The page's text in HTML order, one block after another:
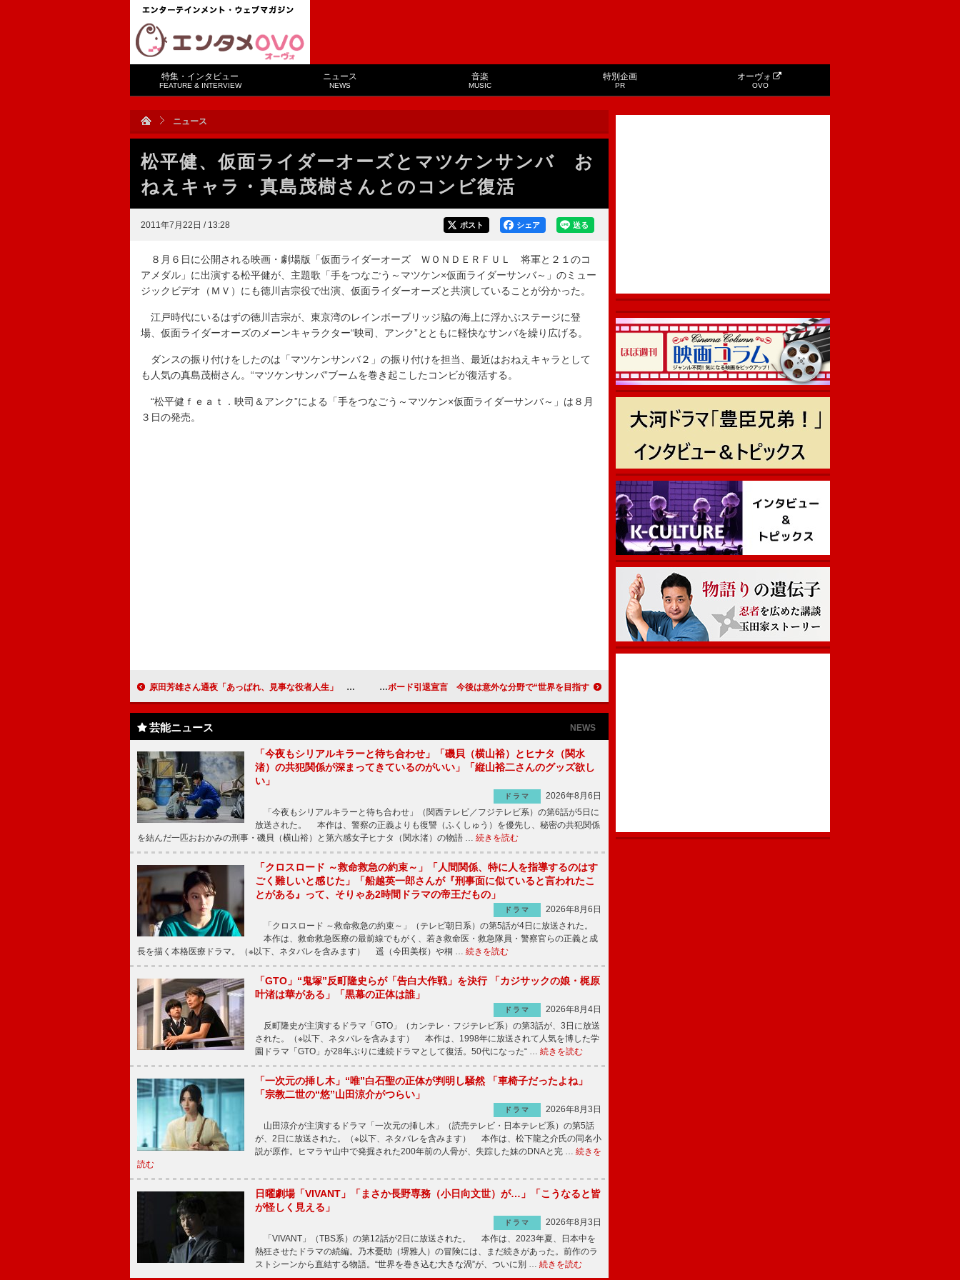
特集・インタビュー
FEATURE & INTERVIEW
ニュース
NEWS
音楽
MUSIC
特別企画
PR
オーヴォ
OVO
ニュース
松平健、仮面ライダーオーズとマツケンサンバ お
ねえキャラ・真島茂樹さんとのコンビ復活
2011年7月22日 / 13:28 送る
シェア
ポスト
８月６日に公開される映画・劇場版「仮面ライダーオーズ ＷＯＮＤＥＲＦＵＬ 将軍と２１のコ
アメダル」に出演する松平健が、主題歌「手をつなごう～マツケン×仮面ライダーサンバ～」のミュー
ジックビデオ（ＭＶ）にも徳川吉宗役で出演、仮面ライダーオーズと共演していることが分かった。
江戸時代にいるはずの徳川吉宗が、東京湾のレインボーブリッジ脇の海上に浮かぶステージに登
場、仮面ライダーオーズのメーンキャラクター“映司、アンク”とともに軽快なサンバを繰り広げる。
ダンスの振り付けをしたのは「マツケンサンバ２」の振り付けを担当、最近はおねえキャラとして
も人気の真島茂樹さん。“マツケンサンバ”ブームを巻き起こしたコンビが復活する。
“松平健ｆｅａｔ．映司＆アンク”による「手をつなごう～マツケン×仮面ライダーサンバ～」は８月
３日の発売。
原田芳雄さん通夜「あっぱれ、見事な役者人生」 地井武男、「５００円いつ返してくれる」戦友に惜別 成田童夢が、スノーボード引退宣言 今後は意外な分野で“世界を目指す”
芸能ニュース NEWS
「今夜もシリアルキラーと待ち合わせ」「磯貝（横山裕）とヒナタ（関水
渚）の共犯関係が深まってきているのがいい」「縦山裕二さんのグッズ欲し
い」
ドラマ
2026年8月6日
「今夜もシリアルキラーと待ち合わせ」（関西テレビ／フジテレビ系）の第6話が5日に
放送された。 本作は、警察の正義よりも復讐（ふくしゅう）を優先し、秘密の共犯関係
を結んだ一匹おおかみの刑事・磯貝（横山裕）と第六感女子ヒナタ（関水渚）の物語 … 続きを読む
「クロスロード ～救命救急の約束～」「人間関係、特に人を指導するのはす
ごく難しいと感じた」「船越英一郎さんが『刑事面に似ていると言われたこ
とがある』って、そりゃあ2時間ドラマの帝王だもの」
ドラマ
2026年8月6日
「クロスロード ～救命救急の約束～」（テレビ朝日系）の第5話が4日に放送された。
本作は、救命救急医療の最前線でもがく、若き救命医・救急隊員・警察官らの正義と成
長を描く本格医療ドラマ。（※以下、ネタバレを含みます） 遥（今田美桜）や桐 … 続きを読む
「GTO」“鬼塚”反町隆史らが「告白大作戦」を決行 「カジサックの娘・梶原
叶渚は華がある」「黒幕の正体は誰」
ドラマ
2026年8月4日
反町隆史が主演するドラマ「GTO」（カンテレ・フジテレビ系）の第3話が、3日に放送
された。（※以下、ネタバレを含みます） 本作は、1998年に放送されて人気を博した学
園ドラマ「GTO」が28年ぶりに連続ドラマとして復活。50代になった“ … 続きを読む
「一次元の挿し木」“唯”白石聖の正体が判明し騒然 「車椅子だったよね」
「宗教二世の“悠”山田涼介がつらい」
ドラマ
2026年8月3日
山田涼介が主演するドラマ「一次元の挿し木」（読売テレビ・日本テレビ系）の第5話
が、2日に放送された。（※以下、ネタバレを含みます） 本作は、松下龍之介氏の同名小
説が原作。ヒマラヤ山中で発掘された200年前の人骨が、失踪した妹のDNAと完 … 続きを
読む
日曜劇場「VIVANT」「まさか長野専務（小日向文世）が…」「こうなると皆
が怪しく見える」
ドラマ
2026年8月3日
「VIVANT」（TBS系）の第12話が2日に放送された。 本作は、2023年夏、日本中を
熱狂させたドラマの続編。乃木憂助（堺雅人）の冒険には、まだ続きがあった。前作のラ
ストシーンから直結する物語。“世界を巻き込む大きな渦”が、ついに別 … 続きを読む